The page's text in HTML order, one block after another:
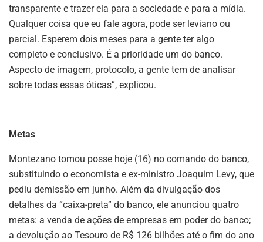
transparente e trazer ela para a sociedade e para a mídia.
Qualquer coisa que eu fale agora, pode ser leviano ou
parcial. Esperem dois meses para a gente ter algo
completo e conclusivo. É a prioridade um do banco.
Aspecto de imagem, protocolo, a gente tem de analisar
sobre todas essas óticas”, explicou.
Metas
Montezano tomou posse hoje (16) no comando do banco,
substituindo o economista e ex-ministro Joaquim Levy, que
pediu demissão em junho. Além da divulgação dos
detalhes da “caixa-preta” do banco, ele anunciou quatro
metas: a venda de ações de empresas em poder do banco;
a devolução ao Tesouro de R$ 126 bilhões até o fim do ano